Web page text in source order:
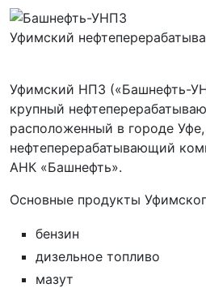
Уфимский
Уфимский НПЗ («Башнефть-
крупный
расположенный в городе
нефтеперерабатывающий
АНК «Башнефть».
Основные продукты
бензин
дизельное топливо
мазут